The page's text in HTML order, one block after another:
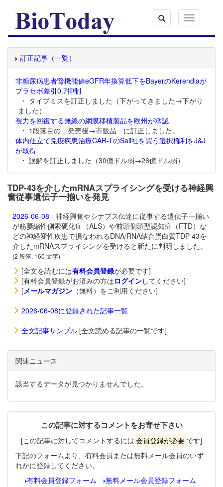
Toggle
navigation
訂正記事（一覧）
非糖尿病患者腎機能値eGFR年換算低下をBayerのKerendiaが
プラセボ差引0.7抑制
・ タイプミスを訂正しました（下がってきました→下がり
ました）
視力を回復する無線の網膜移植製品を欧州が承認
・ 1段落目の 発売後→市販品 に訂正しました。
体内仕立て免疫疾患治療CAR-TのSail社を買う選択権利をJ&J
が取得
・ 誤解を訂正しました（30億ドル弱→26億ドル弱）
TDP-43を介したmRNAスプライシングを受ける神経興
奮従事遺伝子一揃いを発見
2026-06-08 - 神経興奮やシナプス伝達に従事する遺伝子一揃い
が筋萎縮性側索硬化症（ALS）や前頭側頭型認知症（FTD）な
どの神経変性疾患で損なわれるDNA/RNA結合蛋白質TDP-43を
介したmRNAスプライシングを受けると新たに判明しました。
(2 段落, 160 文字)
[全文を読むには有料会員登録が必要です]
[有料会員登録がお済みの方はログインしてください]
[メールマガジン （無料）をご利用ください]
2026-06-08に登録された記事一覧
全文記事サンプル [全文読める記事の一覧です]
関連ニュース
該当するデータが見つかりませんでした。
この記事に対するコメントをお寄せ下さい
[この記事に対してコメントするには 会員登録が必要 です]
下記のフォームより、有料会員または無料メール会員のいず
れかに登録してください。
有料会員登録フォーム
無料メール会員登録フォーム